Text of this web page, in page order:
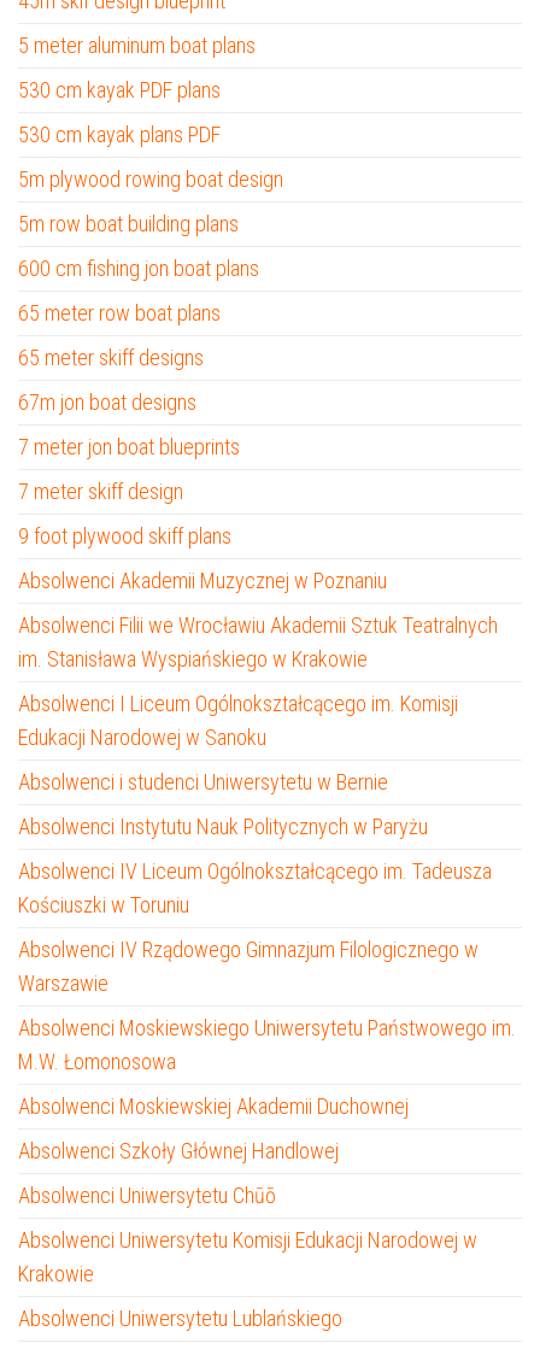
5 meter aluminum boat plans
530 cm kayak PDF plans
530 cm kayak plans PDF
5m plywood rowing boat design
5m row boat building plans
600 cm fishing jon boat plans
65 meter row boat plans
65 meter skiff designs
67m jon boat designs
7 meter jon boat blueprints
7 meter skiff design
9 foot plywood skiff plans
Absolwenci Akademii Muzycznej w Poznaniu
Absolwenci Filii we Wrocławiu Akademii Sztuk Teatralnych
im. Stanisława Wyspiańskiego w Krakowie
Absolwenci I Liceum Ogólnokształcącego im. Komisji
Edukacji Narodowej w Sanoku
Absolwenci i studenci Uniwersytetu w Bernie
Absolwenci Instytutu Nauk Politycznych w Paryżu
Absolwenci IV Liceum Ogólnokształcącego im. Tadeusza
Kościuszki w Toruniu
Absolwenci IV Rządowego Gimnazjum Filologicznego w
Warszawie
Absolwenci Moskiewskiego Uniwersytetu Państwowego im.
M.W. Łomonosowa
Absolwenci Moskiewskiej Akademii Duchownej
Absolwenci Szkoły Głównej Handlowej
Absolwenci Uniwersytetu Chūō
Absolwenci Uniwersytetu Komisji Edukacji Narodowej w
Krakowie
Absolwenci Uniwersytetu Lublańskiego